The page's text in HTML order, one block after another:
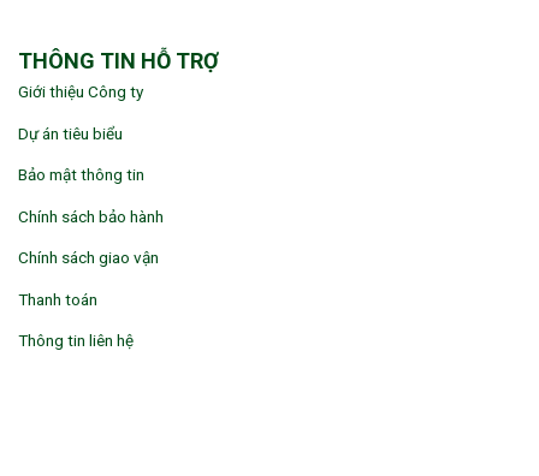
THÔNG TIN HỖ TRỢ
Giới thiệu Công ty
Dự án tiêu biểu
Bảo mật thông tin
Chính sách bảo hành
Chính sách giao vận
Thanh toán
Thông tin liên hệ